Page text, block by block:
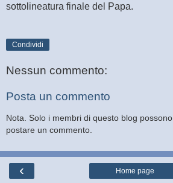
sottolineatura finale del Papa.
Condividi
Nessun commento:
Posta un commento
Nota. Solo i membri di questo blog possono
postare un commento.
‹ Home page